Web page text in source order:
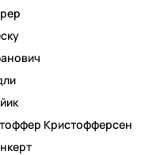
Кристофферсен